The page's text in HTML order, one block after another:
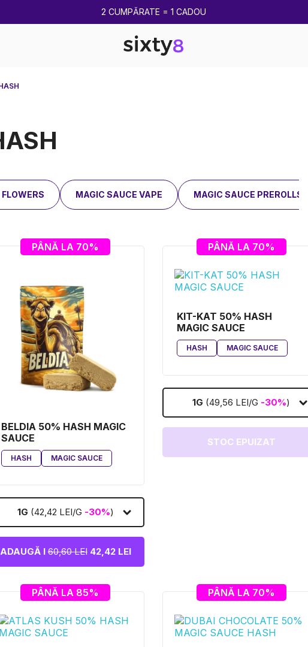
PÂNĂ LA -85%
MAGIC SAUCE VAPE MAGIC SAUCE PREROLLS
PÂNĂ LA 70%
BELDIA 50% HASH MAGIC
SAUCE
HASH MAGIC SAUCE
1G (42,42 LEI/G -30%)
ADAUGĂ I60,60 LEI42,42 LEI
PÂNĂ LA 70%
KIT-KAT 50% HASH
MAGIC SAUCE
HASH MAGIC SAUCE
1G (49,56 LEI/G -30%)
STOC EPUIZAT
PÂNĂ LA 85% PÂNĂ LA 70%